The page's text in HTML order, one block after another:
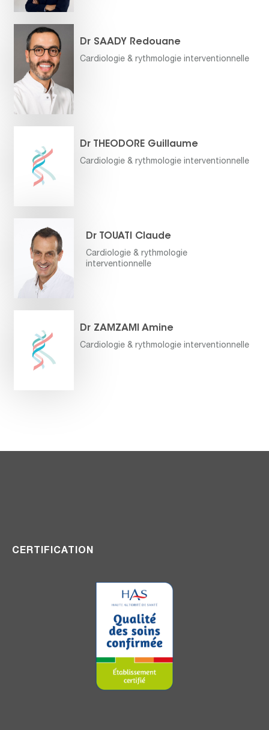
Dr SAADY Redouane
Cardiologie & rythmologie interventionnelle
Dr THEODORE Guillaume
Cardiologie & rythmologie interventionnelle
Dr TOUATI Claude
Cardiologie & rythmologie
interventionnelle
Dr ZAMZAMI Amine
Cardiologie & rythmologie interventionnelle
CERTIFICATION